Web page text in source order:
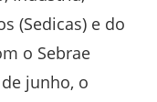
(Sedicas) e do
o Sebrae
junho, o